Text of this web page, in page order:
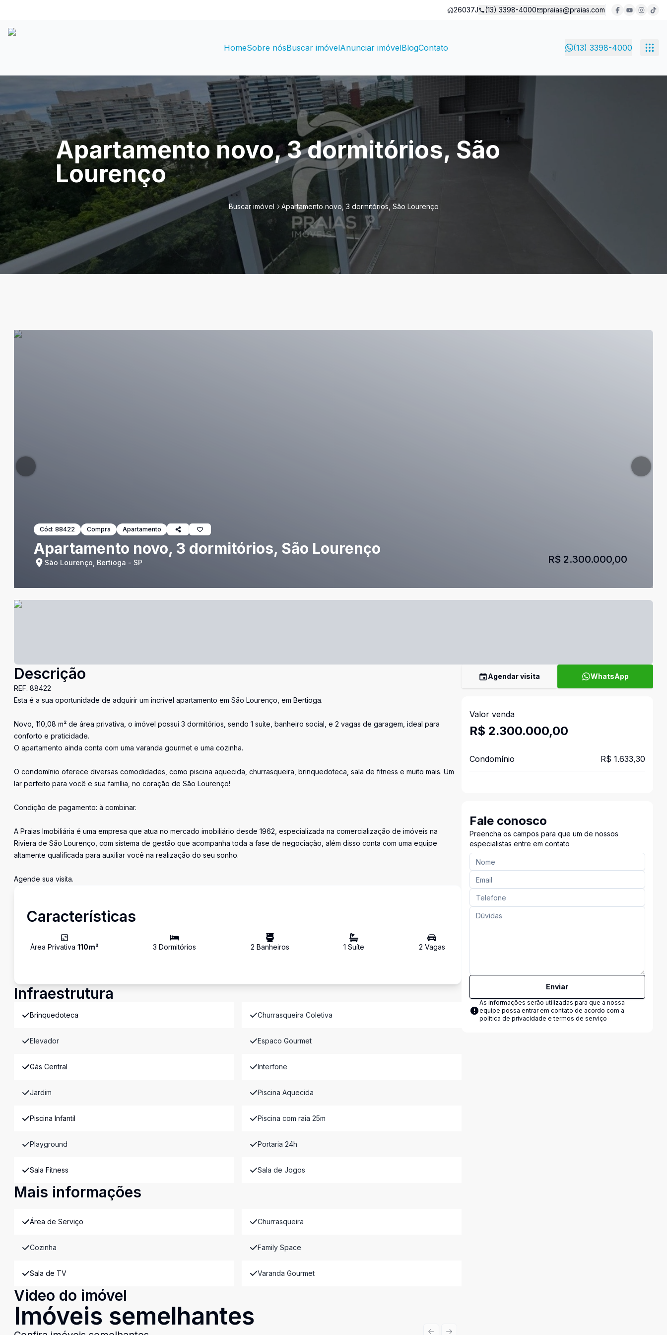
26037J (13) 3398-4000 praias@praias.com
HomeSobre nósBuscar imóvelAnunciar imóvelBlogContato (13) 3398-4000
Apartamento novo, 3 dormitórios, São
Lourenço
Buscar imóvel Apartamento novo, 3 dormitórios, São Lourenço
Cód: 88422 Compra Apartamento
Apartamento novo, 3 dormitórios, São Lourenço
São Lourenço, Bertioga - SP R$ 2.300.000,00
Descrição
REF. 88422
Esta é a sua oportunidade de adquirir um incrível apartamento em São Lourenço, em Bertioga.
Novo, 110,08 m² de área privativa, o imóvel possui 3 dormitórios, sendo 1 suíte, banheiro social, e 2 vagas de garagem, ideal para
conforto e praticidade.
O apartamento ainda conta com uma varanda gourmet e uma cozinha.
O condomínio oferece diversas comodidades, como piscina aquecida, churrasqueira, brinquedoteca, sala de fitness e muito mais. Um
lar perfeito para você e sua família, no coração de São Lourenço!
Condição de pagamento: à combinar.
A Praias Imobiliária é uma empresa que atua no mercado imobiliário desde 1962, especializada na comercialização de imóveis na
Riviera de São Lourenço, com sistema de gestão que acompanha toda a fase de negociação, além disso conta com uma equipe
altamente qualificada para auxiliar você na realização do seu sonho.
Agende sua visita.
Características
Área Privativa 110m² 3 Dormitórios 2 Banheiros 1 Suíte 2 Vagas
Infraestrutura
Brinquedoteca Churrasqueira Coletiva
Elevador Espaco Gourmet
Gás Central Interfone
Jardim Piscina Aquecida
Piscina Infantil Piscina com raia 25m
Playground Portaria 24h
Sala Fitness Sala de Jogos
Mais informações
Área de Serviço Churrasqueira
Cozinha Family Space
Sala de TV Varanda Gourmet
Video do imóvel
Imóveis semelhantes
Agendar visita WhatsApp
Valor venda
R$ 2.300.000,00
Condomínio R$ 1.633,30
Fale conosco
Preencha os campos para que um de nossos
especialistas entre em contato
Enviar
As informações serão utilizadas para que a nossa
equipe possa entrar em contato de acordo com a
política de privacidade e termos de serviço